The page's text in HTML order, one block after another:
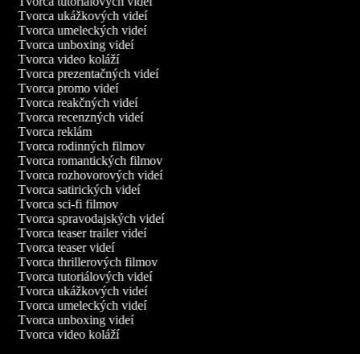
Tvorca ukážkových videí
Tvorca umeleckých videí
Tvorca unboxing videí
Tvorca video koláží
Tvorca prezentačných videí
Tvorca promo videí
Tvorca reakčných videí
Tvorca recenzných videí
Tvorca reklám
Tvorca rodinných filmov
Tvorca romantických filmov
Tvorca rozhovorových videí
Tvorca satirických videí
Tvorca sci-fi filmov
Tvorca spravodajských videí
Tvorca teaser trailer videí
Tvorca teaser videí
Tvorca thrillerových filmov
Tvorca tutoriálových videí
Tvorca ukážkových videí
Tvorca umeleckých videí
Tvorca unboxing videí
Tvorca video koláží